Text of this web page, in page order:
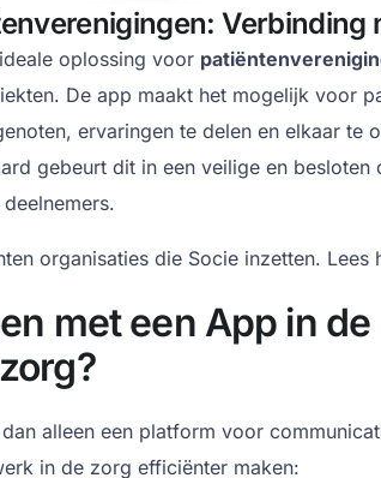
Verbinding
oplossing voor
De app maakt het mogelijk voor
ervaringen te delen en elkaar te
gebeurt dit in een veilige en besloten
organisaties die Socie inzetten. Lees
met een App in de
alleen een platform voor
in de zorg efficiënter maken: